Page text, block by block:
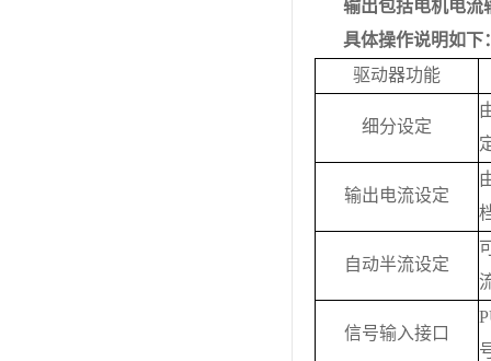
输出包括电机电流
具体操作说明如下
驱动器功能
细分设定
输出电流设定
自动半流设定
信号输入接口